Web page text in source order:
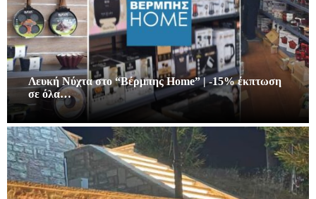
Λευκή Νύχτα στο “Βέρμπης Home” | -15% έκπτωση
σε όλα…